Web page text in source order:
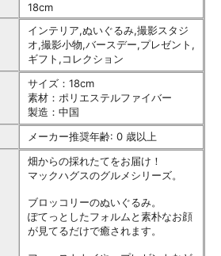
18cm
インテリア,ぬいぐるみ,撮影スタジ
オ,撮影小物,バースデー,プレゼント,
ギフト,コレクション
サイズ：18cm
素材：ポリエステルファイバー
製造：中国
メーカー推奨年齢: 0 歳以上
畑からの採れたてをお届け！
マックハグスのグルメシリーズ。
ブロッコリーのぬいぐるみ。
ぽてっとしたフォルムと素朴なお顔
が見てるだけで癒されます。